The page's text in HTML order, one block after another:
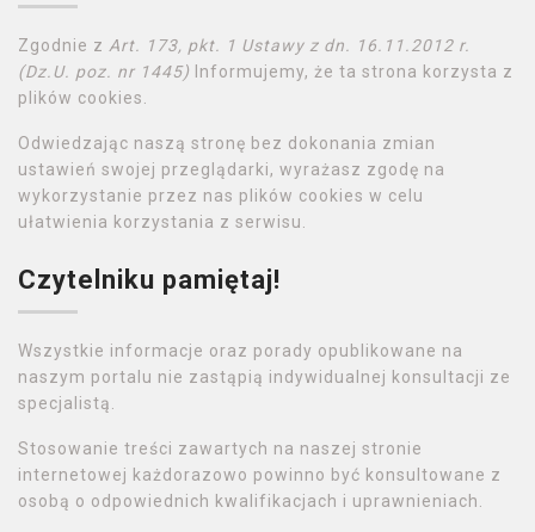
Zgodnie z Art. 173, pkt. 1 Ustawy z dn. 16.11.2012 r.
(Dz.U. poz. nr 1445) Informujemy, że ta strona korzysta z
plików cookies.
Odwiedzając naszą stronę bez dokonania zmian
ustawień swojej przeglądarki, wyrażasz zgodę na
wykorzystanie przez nas plików cookies w celu
ułatwienia korzystania z serwisu.
Czytelniku pamiętaj!
Wszystkie informacje oraz porady opublikowane na
naszym portalu nie zastąpią indywidualnej konsultacji ze
specjalistą.
Stosowanie treści zawartych na naszej stronie
internetowej każdorazowo powinno być konsultowane z
osobą o odpowiednich kwalifikacjach i uprawnieniach.